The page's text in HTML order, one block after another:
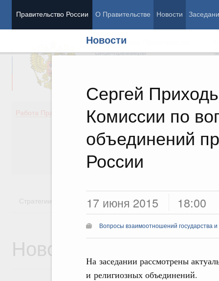
Правительство России О Правительстве Новости
Новости
Сергей
Комиссии по
объединений
России
17 июня 2015 18:00
Вопросы взаимоотношений государства
На заседании рассмотрены
и религиозных объединений.
Председатель Правительства
Вице-премьеры
Работа Правительства
Демография
Здоровье
Культура
Государство
Стратегии Государственные программы
Новости